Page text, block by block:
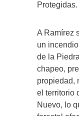
Protegidas.
A Ramírez
un
de la
chapeo,
propiedad,
el territorio
Nuevo, lo